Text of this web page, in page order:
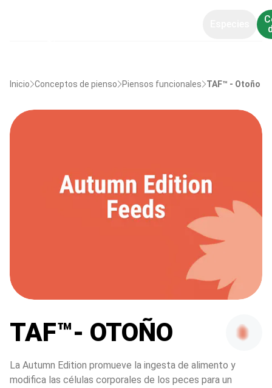
Inicio Conceptos de pienso Piensos funcionales TAF™ - Otoño
TAF™- OTOÑO
La Autumn Edition promueve la ingesta de alimento y
modifica las células corporales de los peces para un